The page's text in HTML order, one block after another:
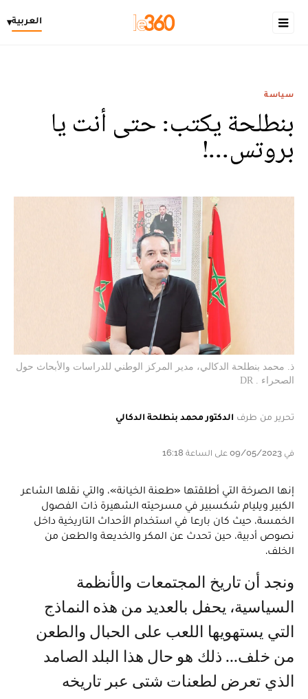
العربية▾
سياسة
بنطلحة يكتب: حتى أنت يا
بروتس...!
ذ. محمد بنطلحة الدكالي، مدير المركز الوطني للدراسات والأبحاث حول
الصحراء . DR
تحرير من طرف الدكتور محمد بنطلحة الدكالي
في 09/05/2023 على الساعة 16:18
إنها الصرخة التي أطلقتها «طعنة الخيانة»، والتي نقلها الشاعر
الكبير ويليام شكسبير في مسرحيته الشهيرة ذات الفصول
الخمسة، حيث كان بارعا في استخدام الأحداث التاريخية داخل
نصوص أدبية، حين تحدث عن المكر والخديعة والطعن من
الخلف.
ونجد أن تاريخ المجتمعات والأنظمة
السياسية، يحفل بالعديد من هذه النماذج
التي يستهويها اللعب على الحبال والطعن
من خلف... ذلك هو حال هذا البلد الصامد
الذي تعرض لطعنات شتى عبر تاريخه